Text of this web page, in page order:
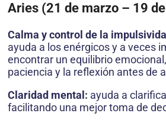
Aries (21 de marzo – 19
Calma y control de la
ayuda a los enérgicos y a veces
encontrar un equilibrio
paciencia y la reflexión antes de
Claridad mental: ayuda a
facilitando una mejor toma de